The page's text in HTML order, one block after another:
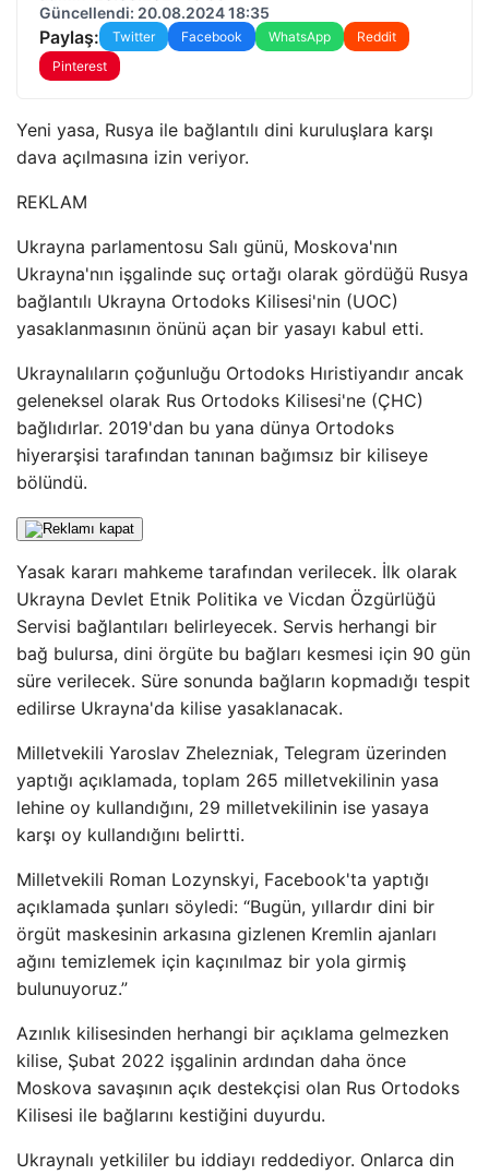
Güncellendi: 20.08.2024 18:35
Paylaş: Twitter Facebook WhatsApp
Reddit
Pinterest
Yeni yasa, Rusya ile bağlantılı dini kuruluşlara karşı
dava açılmasına izin veriyor.
REKLAM
Ukrayna parlamentosu Salı günü, Moskova'nın
Ukrayna'nın işgalinde suç ortağı olarak gördüğü Rusya
bağlantılı Ukrayna Ortodoks Kilisesi'nin (UOC)
yasaklanmasının önünü açan bir yasayı kabul etti.
Ukraynalıların çoğunluğu Ortodoks Hıristiyandır ancak
geleneksel olarak Rus Ortodoks Kilisesi'ne (ÇHC)
bağlıdırlar. 2019'dan bu yana dünya Ortodoks
hiyerarşisi tarafından tanınan bağımsız bir kiliseye
bölündü.
Yasak kararı mahkeme tarafından verilecek. İlk olarak
Ukrayna Devlet Etnik Politika ve Vicdan Özgürlüğü
Servisi bağlantıları belirleyecek. Servis herhangi bir
bağ bulursa, dini örgüte bu bağları kesmesi için 90 gün
süre verilecek. Süre sonunda bağların kopmadığı tespit
edilirse Ukrayna'da kilise yasaklanacak.
Milletvekili Yaroslav Zhelezniak, Telegram üzerinden
yaptığı açıklamada, toplam 265 milletvekilinin yasa
lehine oy kullandığını, 29 milletvekilinin ise yasaya
karşı oy kullandığını belirtti.
Milletvekili Roman Lozynskyi, Facebook'ta yaptığı
açıklamada şunları söyledi: “Bugün, yıllardır dini bir
örgüt maskesinin arkasına gizlenen Kremlin ajanları
ağını temizlemek için kaçınılmaz bir yola girmiş
bulunuyoruz.”
Azınlık kilisesinden herhangi bir açıklama gelmezken
kilise, Şubat 2022 işgalinin ardından daha önce
Moskova savaşının açık destekçisi olan Rus Ortodoks
Kilisesi ile bağlarını kestiğini duyurdu.
Ukraynalı yetkililer bu iddiayı reddediyor. Onlarca din